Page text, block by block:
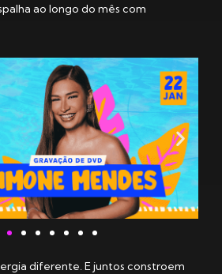
ao longo do mês com
diferente. E juntos constroem